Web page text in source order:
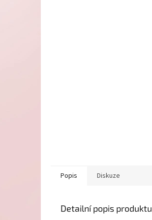
Popis Diskuze
Detailní popis produktu